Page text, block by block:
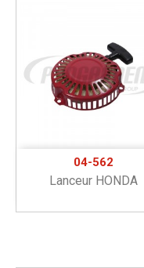
04-562
Lanceur HONDA